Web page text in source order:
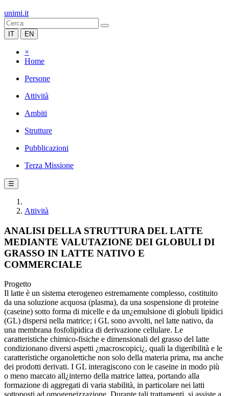
unimi.it
IT EN
×
Home
Persone
Attività
Ambiti
Strutture
Pubblicazioni
Terza Missione
☰
Attività
ANALISI DELLA STRUTTURA DEL LATTE
MEDIANTE VALUTAZIONE DEI GLOBULI DI
GRASSO IN LATTE NATIVO E
COMMERCIALE
Progetto
Il latte è un sistema eterogeneo estremamente complesso, costituito
da una soluzione acquosa (plasma), da una sospensione di proteine
(caseine) sotto forma di micelle e da un¿emulsione di globuli lipidici
(GL) dispersi nella matrice; i GL sono avvolti, nel latte nativo, da
una membrana fosfolipidica di derivazione cellulare. Le
caratteristiche chimico-fisiche e dimensionali del grasso del latte
condizionano diversi aspetti ¿macroscopici¿, quali la digeribilità e le
caratteristiche organolettiche non solo della materia prima, ma anche
dei prodotti derivati. I GL interagiscono con le caseine in modo più
o meno marcato all¿interno della matrice lattea, portando alla
formazione di aggregati di varia stabilità, in particolare nei latti